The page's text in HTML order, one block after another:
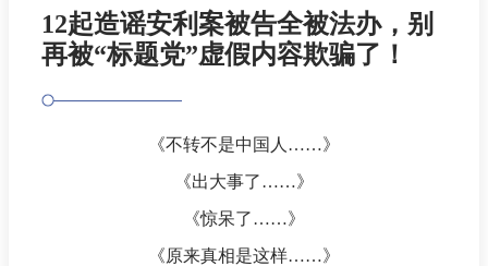
12起造谣安利案被告全被法办，别
再被“标题党”虚假内容欺骗了！
《不转不是中国人……》
《出大事了……》
《惊呆了……》
《原来真相是这样……》